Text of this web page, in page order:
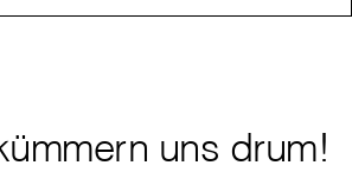
uns drum!